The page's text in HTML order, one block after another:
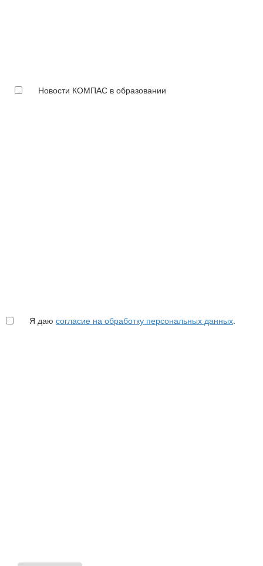
Новости КОМПАС в образовании
Я даю согласие на обработку персональных данных.